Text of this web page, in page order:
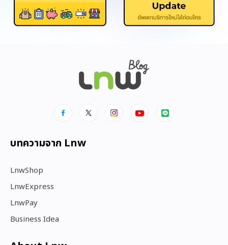
บทความจาก Lnw
LnwShop
LnwExpress
LnwPay
Business Idea